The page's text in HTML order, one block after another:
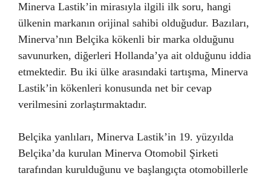
Minerva Lastik’in mirasıyla ilgili ilk soru, hangi
ülkenin markanın orijinal sahibi olduğudur. Bazıları,
Minerva’nın Belçika kökenli bir marka olduğunu
savunurken, diğerleri Hollanda’ya ait olduğunu iddia
etmektedir. Bu iki ülke arasındaki tartışma, Minerva
Lastik’in kökenleri konusunda net bir cevap
verilmesini zorlaştırmaktadır.
Belçika yanlıları, Minerva Lastik’in 19. yüzyılda
Belçika’da kurulan Minerva Otomobil Şirketi
tarafından kurulduğunu ve başlangıçta otomobillerle